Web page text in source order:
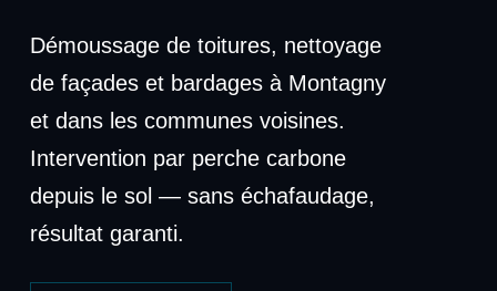
Démoussage de toitures, nettoyage
de façades et bardages à Montagny
et dans les communes voisines.
Intervention par perche carbone
depuis le sol — sans échafaudage,
résultat garanti.